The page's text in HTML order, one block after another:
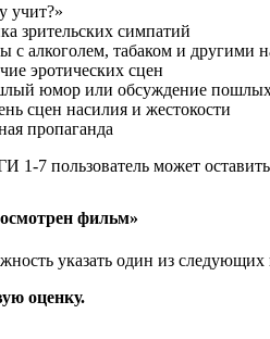
учит?»
зрительских симпатий
алкоголем, табаком и другими
эротических сцен
юмор или обсуждение пошлых
сцен насилия и жестокости
пропаганда
7 пользователь может
фильм»
указать один из
оценку.